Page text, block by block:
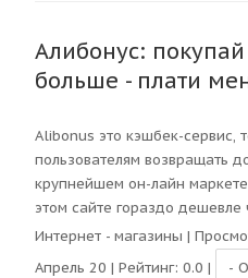
Алибонус: покупай
больше - плати
Alibonus это кэшбек-сервис,
пользователям возвращать
крупнейшем он-лайн
этом сайте гораздо
Интернет - магазины |
Апрель 20 | Рейтинг: 0.0 |